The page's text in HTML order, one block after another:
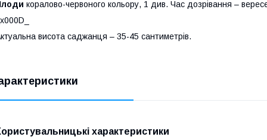
коралово-червоного кольору, 1 див. Час дозрівання –
_x000D_
висота саджанця – 35-45 сантиметрів.
характеристики